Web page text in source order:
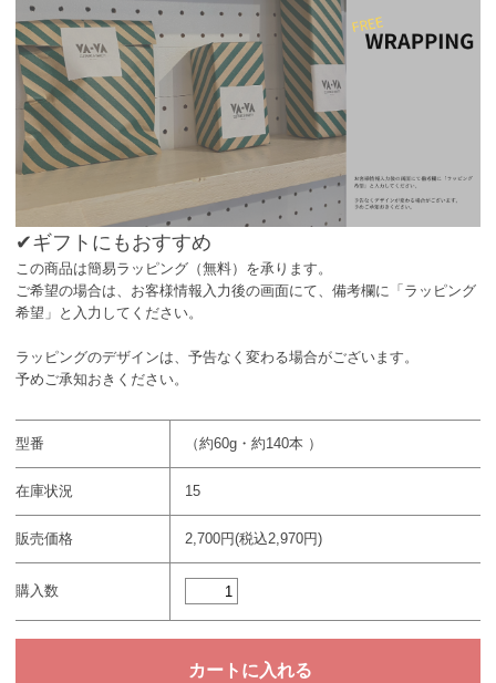
✔︎ギフトにもおすすめ
この商品は簡易ラッピング（無料）を承ります。
ご希望の場合は、お客様情報入力後の画面にて、備考欄に「ラッピング
希望」と入力してください。
ラッピングのデザインは、予告なく変わる場合がございます。
予めご承知おきください。
型番 （約60g・約140本 ）
在庫状況 15
販売価格 2,700円(税込2,970円)
購入数